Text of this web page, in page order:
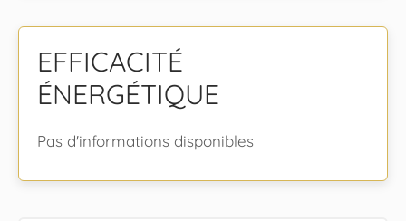
EFFICACITÉ
ÉNERGÉTIQUE
Pas d'informations disponibles